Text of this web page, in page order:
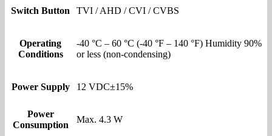
Switch Button TVI / AHD / CVI / CVBS
Operating
Conditions
-40 °C – 60 °C (-40 °F – 140 °F) Humidity 90%
or less (non-condensing)
Power Supply 12 VDC±15%
Power
Consumption
Max. 4.3 W